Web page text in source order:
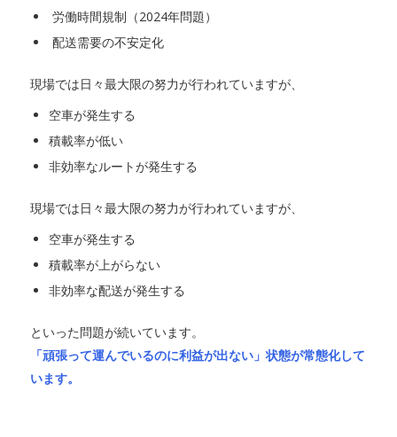
労働時間規制（2024年問題）
配送需要の不安定化
現場では日々最大限の努力が行われていますが、
空車が発生する
積載率が低い
非効率なルートが発生する
現場では日々最大限の努力が行われていますが、
空車が発生する
積載率が上がらない
非効率な配送が発生する
といった問題が続いています。
「頑張って運んでいるのに利益が出ない」状態が常態化して
います。